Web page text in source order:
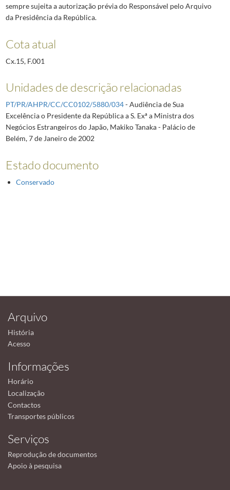
sempre sujeita a autorização prévia do Responsável pelo Arquivo
da Presidência da República.
Cota atual
Cx.15, F.001
Unidades de descrição relacionadas
PT/PR/AHPR/CC/CC0102/5880/034- Audiência de Sua
Excelência o Presidente da República a S. Exª a Ministra dos
Negócios Estrangeiros do Japão, Makiko Tanaka - Palácio de
Belém, 7 de Janeiro de 2002
Estado documento
Conservado
Arquivo
História
Acesso
Informações
Horário
Localização
Contactos
Transportes públicos
Serviços
Reprodução de documentos
Apoio à pesquisa